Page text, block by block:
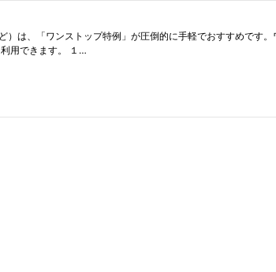
は、「ワンストップ特例」が圧倒的に手軽でおすすめです
用できます。 １…